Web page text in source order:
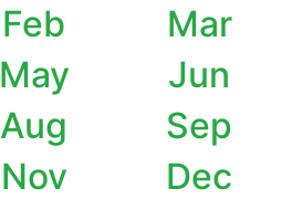
Feb
Mar
May
Jun
Aug
Sep
Nov Dec